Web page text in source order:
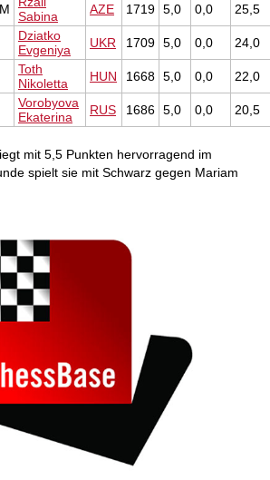
Sabina
AZE 1719 5,0 0,0 25,5
Dziatko
Evgeniya
UKR 1709 5,0 0,0 24,0
Toth
Nikoletta
HUN 1668 5,0 0,0 22,0
Vorobyova
Ekaterina
RUS 1686 5,0 0,0 20,5
mit 5,5 Punkten hervorragend im
spielt sie mit Schwarz gegen Mariam